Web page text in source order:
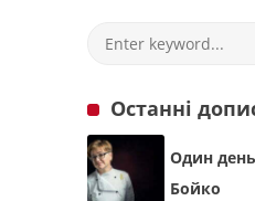
Українська(Українська)
Останні
Один
Бойко